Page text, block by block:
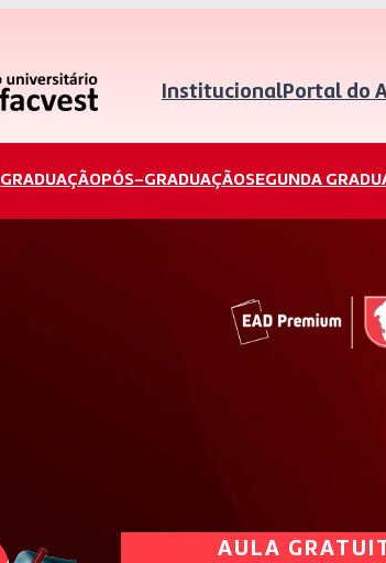
InstitucionalPortal do
GRADUAÇÃOPÓS-GRADUAÇÃOSEGUNDA
AULA